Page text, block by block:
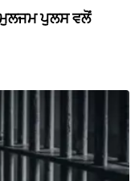
ਮੁਲਜਮ ਪੁਲਸ ਵਲੋਂ